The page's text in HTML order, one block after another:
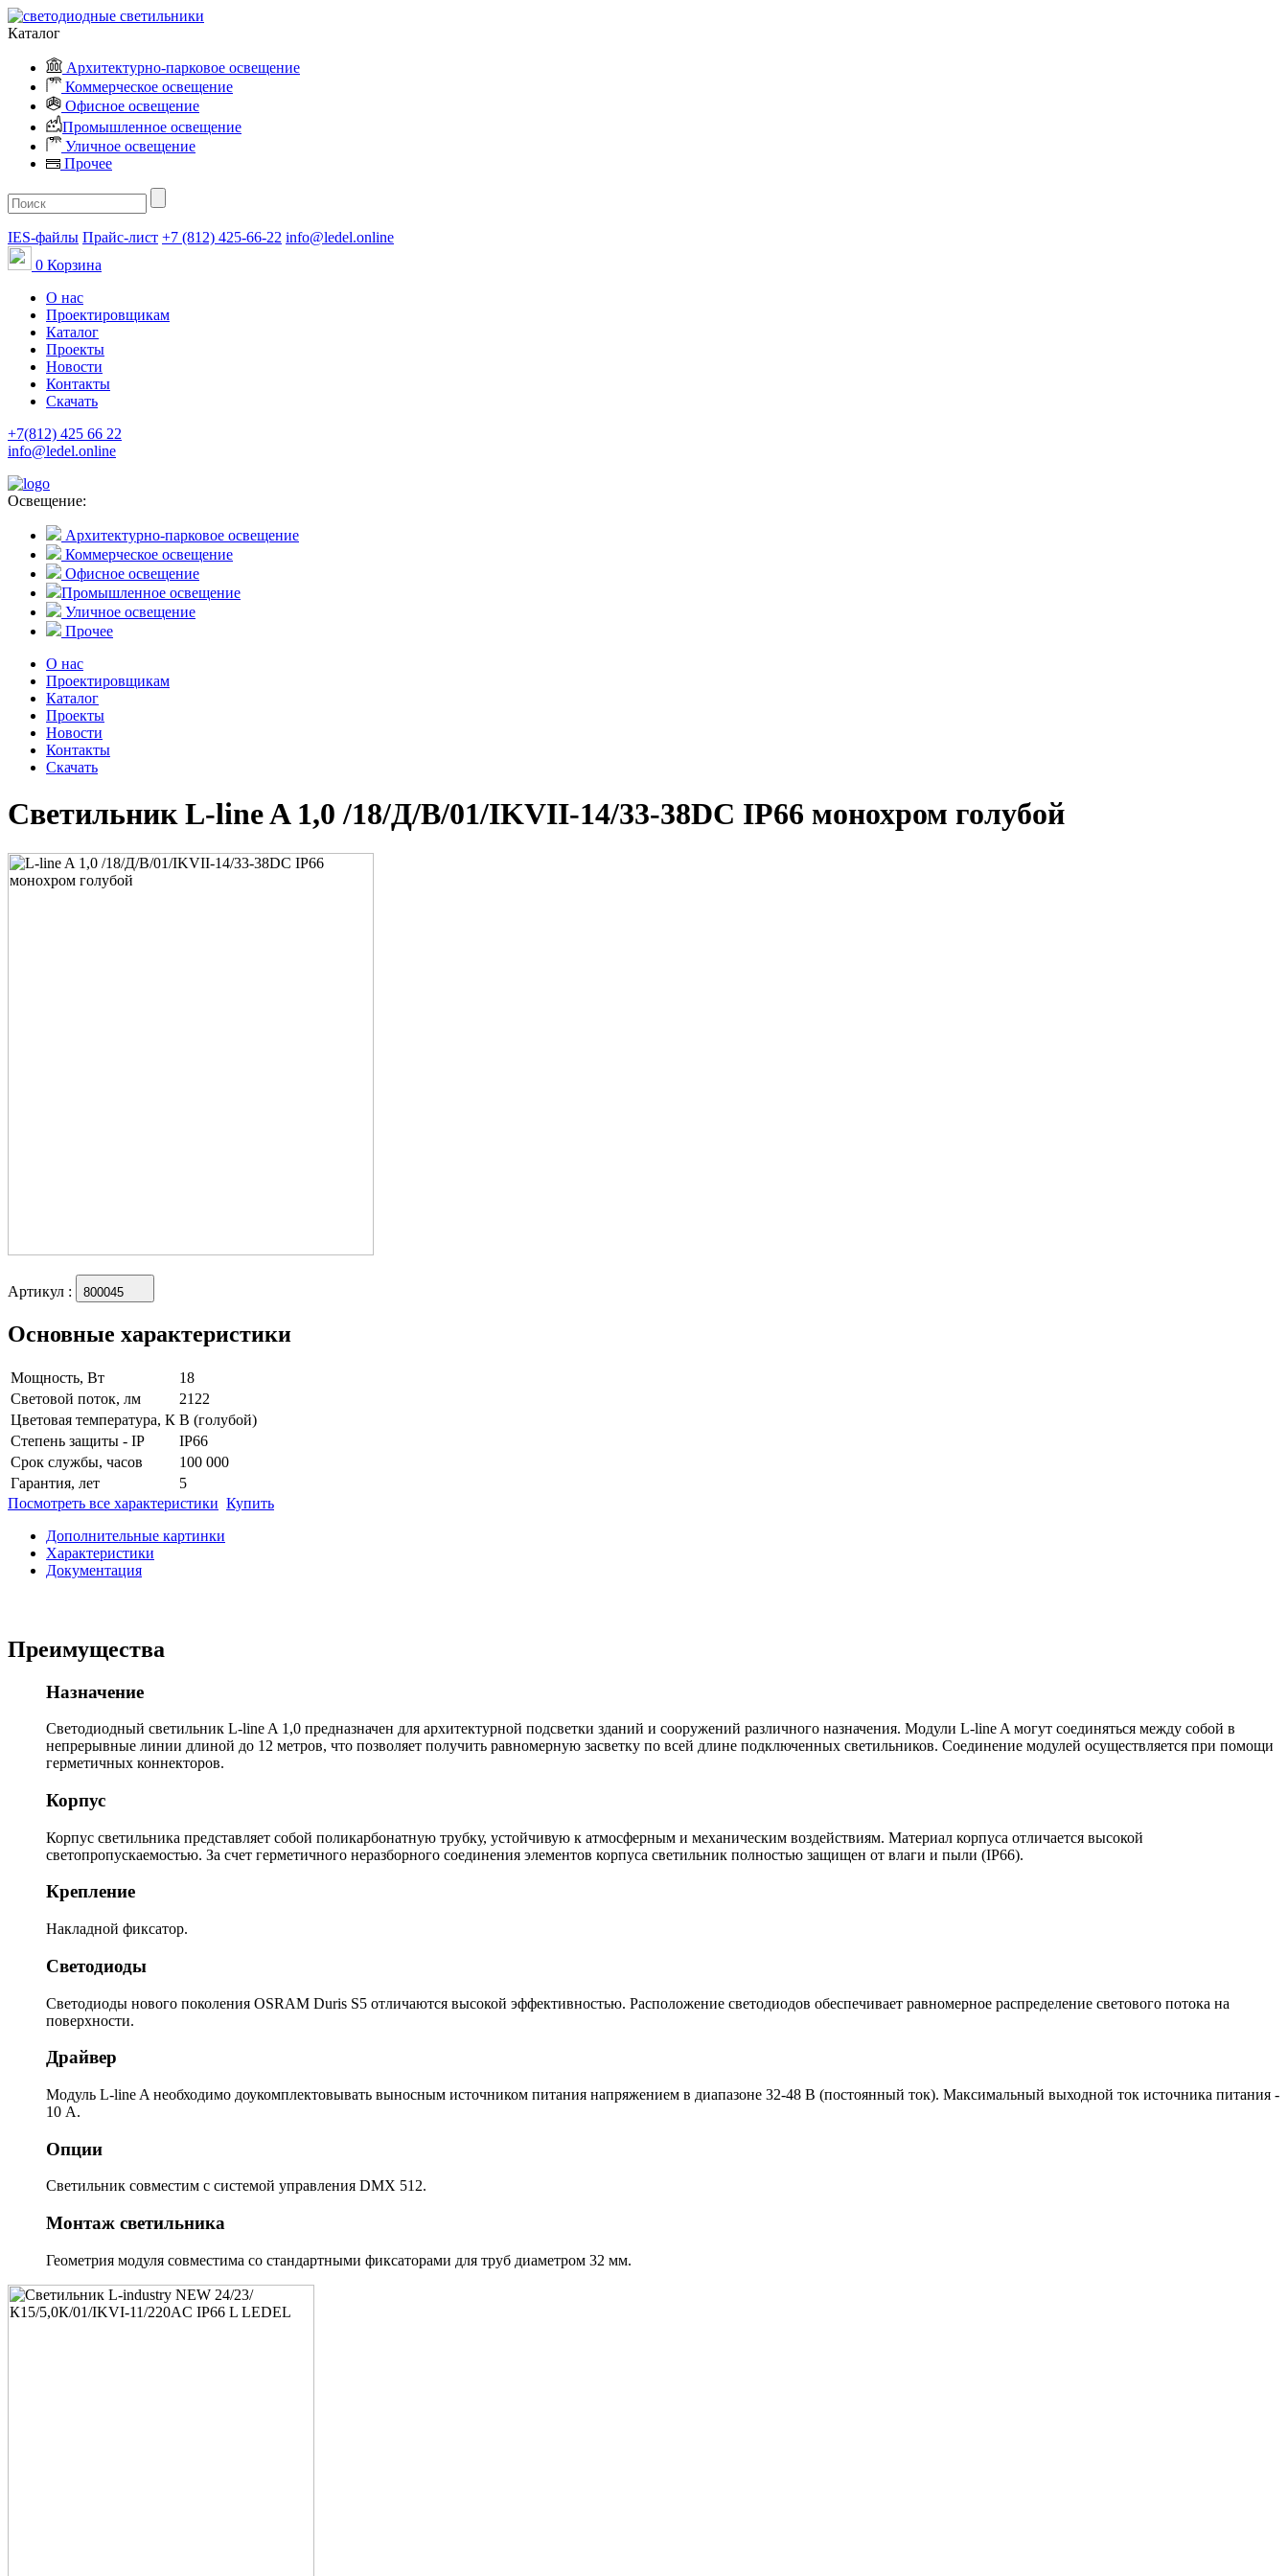
Каталог
Архитектурно-парковое освещение
Коммерческое освещение
Офисное освещение
Промышленное освещение
Уличное освещение
Прочее
IES-файлы Прайс-лист +7 (812) 425-66-22 info@ledel.online
0 Корзина
О нас
Проектировщикам
Каталог
Проекты
Новости
Контакты
Скачать
+7(812) 425 66 22
info@ledel.online
Освещение:
Архитектурно-парковое освещение
Коммерческое освещение
Офисное освещение
Промышленное освещение
Уличное освещение
Прочее
О нас
Проектировщикам
Каталог
Проекты
Новости
Контакты
Скачать
Светильник L-line A 1,0 /18/Д/B/01/IKVII-14/33-38DC IP66 монохром голубой
Артикул : 800045
Основные характеристики
Мощность, Вт
18
Световой поток, лм
2122
Цветовая температура, К B (голубой)
Степень защиты - IP
IP66
Срок службы, часов
100 000
Гарантия, лет
5
Посмотреть все характеристики Купить
Дополнительные картинки
Характеристики
Документация
Преимущества
Назначение
Светодиодный светильник L-line A 1,0 предназначен для архитектурной подсветки зданий и сооружений различного назначения. Модули L-line A могут соединяться между собой в
непрерывные линии длиной до 12 метров, что позволяет получить равномерную засветку по всей длине подключенных светильников. Соединение модулей осуществляется при помощи
герметичных коннекторов.
Корпус
Корпус светильника представляет собой поликарбонатную трубку, устойчивую к атмосферным и механическим воздействиям. Материал корпуса отличается высокой
светопропускаемостью. За счет герметичного неразборного соединения элементов корпуса светильник полностью защищен от влаги и пыли (IP66).
Крепление
Накладной фиксатор.
Светодиоды
Светодиоды нового поколения OSRAM Duris S5 отличаются высокой эффективностью. Расположение светодиодов обеспечивает равномерное распределение светового потока на
поверхности.
Драйвер
Модуль L-line A необходимо доукомплектовывать выносным источником питания напряжением в диапазоне 32-48 В (постоянный ток). Максимальный выходной ток источника питания -
10 А.
Опции
Светильник совместим с системой управления DMX 512.
Монтаж светильника
Геометрия модуля совместима со стандартными фиксаторами для труб диаметром 32 мм.